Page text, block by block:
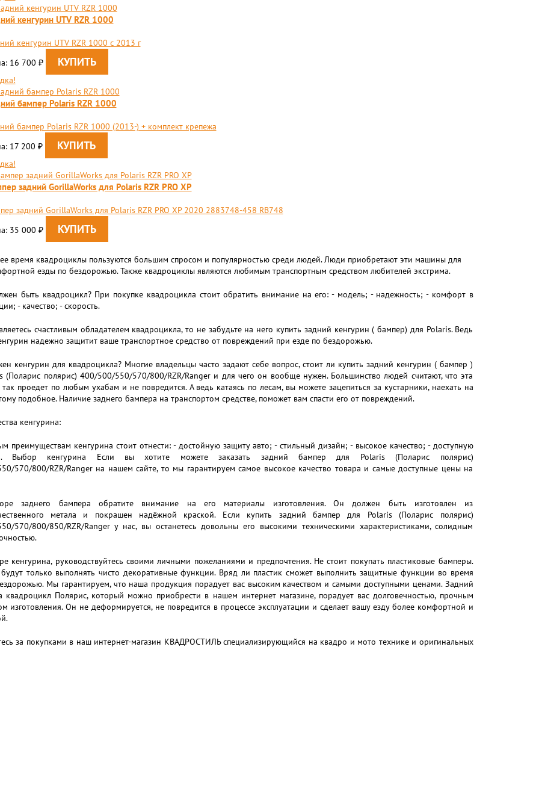
кенгурин UTV RZR 1000
кенгурин UTV RZR 1000 c 2013 г
16 700 ₽
бампер Polaris RZR 1000
бампер Polaris RZR 1000 (2013-) + комплект крепежа
17 200 ₽
задний GorillaWorks для Polaris RZR PRO XP
задний GorillaWorks для Polaris RZR PRO XP 2020 2883748-458 RB748
35 000 ₽
время квадроциклы пользуются большим спросом и популярностью среди людей. Люди приобретают эти машины для
езды по бездорожью. Также квадроциклы являются любимым транспортным средством любителей экстрима.
быть квадроцикл? При покупке квадроцикла стоит обратить внимание на его: - модель; - надежность; - комфорт в
- качество; - скорость.
счастливым обладателем квадроцикла, то не забудьте на него купить задний кенгурин ( бампер) для Polaris. Ведь
надежно защитит ваше транспортное средство от повреждений при езде по бездорожью.
кенгурин для квадроцикла? Многие владельцы часто задают себе вопрос, стоит ли купить задний кенгурин ( бампер )
(Поларис полярис) 400/500/550/570/800/RZR/Ranger и для чего он вообще нужен. Большинство людей считают, что эта
проедет по любым ухабам и не повредится. А ведь катаясь по лесам, вы можете зацепиться за кустарники, наехать на
подобное. Наличие заднего бампера на транспортом средстве, поможет вам спасти его от повреждений.
кенгурина:
преимуществам кенгурина стоит отнести: - достойную защиту авто; - стильный дизайн; - высокое качество; - доступную
Выбор кенгурина Если вы хотите можете заказать задний бампер для Polaris (Поларис полярис)
570/800/RZR/Ranger на нашем сайте, то мы гарантируем самое высокое качество товара и самые доступные цены на
заднего бампера обратите внимание на его материалы изготовления. Он должен быть изготовлен из
метала и покрашен надёжной краской. Если купить задний бампер для Polaris (Поларис полярис)
570/800/850/RZR/Ranger у нас, вы останетесь довольны его высокими техническими характеристиками, солидным
кенгурина, руководствуйтесь своими личными пожеланиями и предпочтения. Не стоит покупать пластиковые бамперы.
только выполнять чисто декоративные функции. Вряд ли пластик сможет выполнить защитные функции во время
Мы гарантируем, что наша продукция порадует вас высоким качеством и самыми доступными ценами. Задний
квадроцикл Полярис, который можно приобрести в нашем интернет магазине, порадует вас долговечностью, прочным
изготовления. Он не деформируется, не повредится в процессе эксплуатации и сделает вашу езду более комфортной и
за покупками в наш интернет-магазин КВАДРОСТИЛЬ специализирующийся на квадро и мото технике и оригинальных